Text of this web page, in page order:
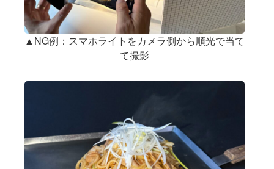
▲NG例：スマホライトをカメラ側から順光で当て
て撮影